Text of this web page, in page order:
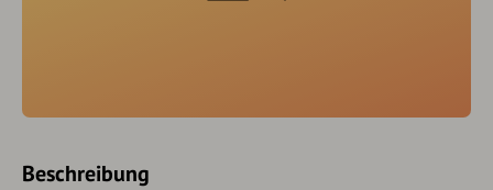
Beschreibung